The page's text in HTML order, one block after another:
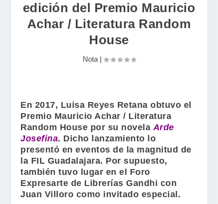
edición del Premio Mauricio
Achar / Literatura Random
House
Nota|
En 2017, Luisa Reyes Retana obtuvo el
Premio Mauricio Achar / Literatura
Random House por su novelaArde
Josefina. Dicho lanzamiento lo
presentó en eventos de la magnitud de
la FIL Guadalajara. Por supuesto,
también tuvo lugar en el Foro
Expresarte de Librerías Gandhi con
Juan Villoro como invitado especial.